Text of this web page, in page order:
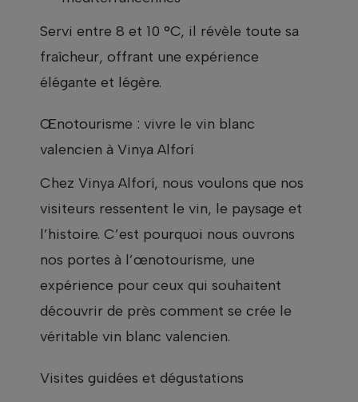
Servi entre 8 et 10 °C, il révèle toute sa
fraîcheur, offrant une expérience
élégante et légère.
Œnotourisme : vivre le vin blanc
valencien à Vinya Alforí
Chez Vinya Alforí, nous voulons que nos
visiteurs ressentent le vin, le paysage et
l’histoire. C’est pourquoi nous ouvrons
nos portes à l’œnotourisme, une
expérience pour ceux qui souhaitent
découvrir de près comment se crée le
véritable vin blanc valencien.
Visites guidées et dégustations